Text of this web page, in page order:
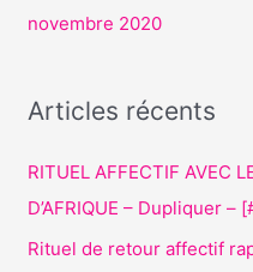
novembre 2020
Articles récents
RITUEL AFFECTIF AVEC
D’AFRIQUE – Dupliquer –
Rituel de retour affectif